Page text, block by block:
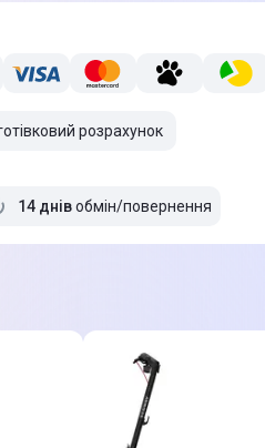
розрахунок
14 днівобмін/повернення